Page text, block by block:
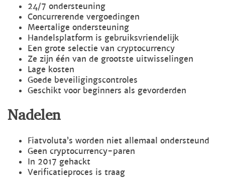
24/7 ondersteuning
Concurrerende vergoedingen
Meertalige ondersteuning
Handelsplatform is gebruiksvriendelijk
Een grote selectie van cryptocurrency
Ze zijn één van de grootste uitwisselingen
Lage kosten
Goede beveiligingscontroles
Geschikt voor beginners als gevorderden
Nadelen
Fiatvoluta’s worden niet allemaal ondersteund
Geen cryptocurrency-paren
In 2017 gehackt
Verificatieproces is traag